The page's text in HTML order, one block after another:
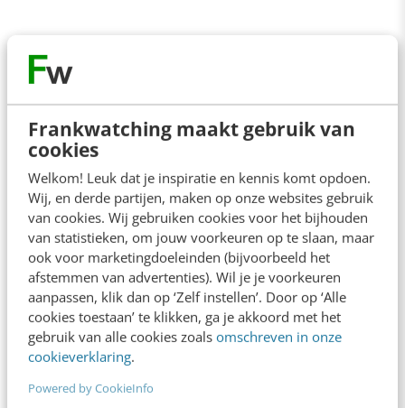
Frankwatching maakt gebruik van
cookies
Welkom! Leuk dat je inspiratie en kennis komt opdoen.
Wij, en derde partijen, maken op onze websites gebruik
van cookies. Wij gebruiken cookies voor het bijhouden
van statistieken, om jouw voorkeuren op te slaan, maar
ook voor marketingdoeleinden (bijvoorbeeld het
afstemmen van advertenties). Wil je je voorkeuren
aanpassen, klik dan op ‘Zelf instellen’. Door op ‘Alle
cookies toestaan’ te klikken, ga je akkoord met het
gebruik van alle cookies zoals omschreven in onze
cookieverklaring.
Powered by CookieInfo
Anderen lezen ook
De 7 grootste mythes over presenteren om
eindelijk te ontkrachten
7 min · Jan Scheele
Er is maar één goede reden om te
vergaderen: onvoorspelbaarheid
6 min·Bas Hoorn
Heeft je team geen mening meer? Grote
kans dat jij de oorzaak bent
3 min·Nieky Klijn